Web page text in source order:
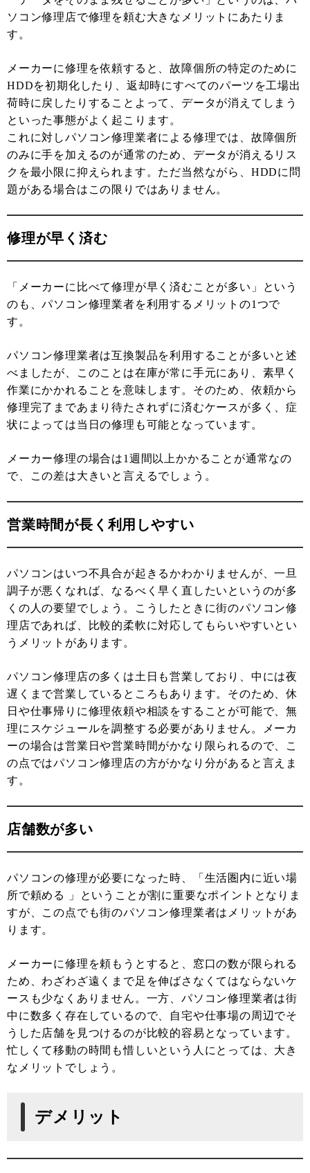
ソコン修理店で修理を頼む大きなメリットにあたりま
す。
メーカーに修理を依頼すると、故障個所の特定のために
HDDを初期化したり、返却時にすべてのパーツを工場出
荷時に戻したりすることよって、データが消えてしまう
といった事態がよく起こります。
これに対しパソコン修理業者による修理では、故障個所
のみに手を加えるのが通常のため、データが消えるリス
クを最小限に抑えられます。ただ当然ながら、HDDに問
題がある場合はこの限りではありません。
修理が早く済む
「メーカーに比べて修理が早く済むことが多い」という
のも、パソコン修理業者を利用するメリットの1つで
す。
パソコン修理業者は互換製品を利用することが多いと述
べましたが、このことは在庫が常に手元にあり、素早く
作業にかかれることを意味します。そのため、依頼から
修理完了まであまり待たされずに済むケースが多く、症
状によっては当日の修理も可能となっています。
メーカー修理の場合は1週間以上かかることが通常なの
で、この差は大きいと言えるでしょう。
営業時間が長く利用しやすい
パソコンはいつ不具合が起きるかわかりませんが、一旦
調子が悪くなれば、なるべく早く直したいというのが多
くの人の要望でしょう。こうしたときに街のパソコン修
理店であれば、比較的柔軟に対応してもらいやすいとい
うメリットがあります。
パソコン修理店の多くは土日も営業しており、中には夜
遅くまで営業しているところもあります。そのため、休
日や仕事帰りに修理依頼や相談をすることが可能で、無
理にスケジュールを調整する必要がありません。メーカ
ーの場合は営業日や営業時間がかなり限られるので、こ
の点ではパソコン修理店の方がかなり分があると言えま
す。
店舗数が多い
パソコンの修理が必要になった時、「生活圏内に近い場
所で頼める 」ということが割に重要なポイントとなりま
すが、この点でも街のパソコン修理業者はメリットがあ
ります。
メーカーに修理を頼もうとすると、窓口の数が限られる
ため、わざわざ遠くまで足を伸ばさなくてはならないケ
ースも少なくありません。一方、パソコン修理業者は街
中に数多く存在しているので、自宅や仕事場の周辺でそ
うした店舗を見つけるのが比較的容易となっています。
忙しくて移動の時間も惜しいという人にとっては、大き
なメリットでしょう。
デメリット